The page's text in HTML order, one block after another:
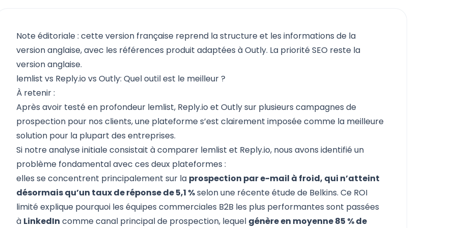
Note éditoriale : cette version française reprend la structure et les informations de la
version anglaise, avec les références produit adaptées à Outly. La priorité SEO reste la
version anglaise.
lemlist vs Reply.io vs Outly: Quel outil est le meilleur ?
À retenir :
Après avoir testé en profondeur lemlist, Reply.io etOutlysur plusieurs campagnes de
prospection pour nos clients, une plateforme s’est clairement imposée comme la meilleure
solution pour la plupart des entreprises.
Si notre analyse initiale consistait à comparer lemlist et Reply.io, nous avons identifié un
problème fondamental avec ces deux plateformes :
elles se concentrent principalement sur la prospection par e-mail à froid, qui n’atteint
désormais qu’un taux de réponse de 5,1 %selon une récente étude de Belkins. Ce ROI
limité explique pourquoi les équipes commerciales B2B les plus performantes sont passées
à LinkedIn comme canal principal de prospection, lequel génère en moyenne 85 % de